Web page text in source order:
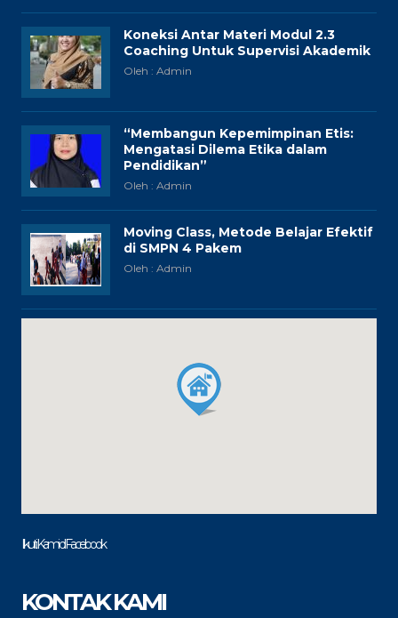
Koneksi Antar Materi Modul 2.3
Coaching Untuk Supervisi Akademik
Oleh : Admin
“Membangun Kepemimpinan Etis:
Mengatasi Dilema Etika dalam
Pendidikan”
Oleh : Admin
Moving Class, Metode Belajar Efektif
di SMPN 4 Pakem
Oleh : Admin
Ikuti Kami di Facebook
KONTAK KAMI